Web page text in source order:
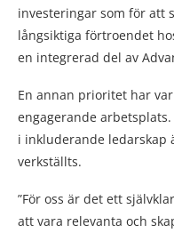
investeringar som för att
långsiktiga förtroendet
en integrerad del av
En annan prioritet har
engagerande
i inkluderande ledarskap
verkställts.
”För oss är det ett
att vara relevanta och